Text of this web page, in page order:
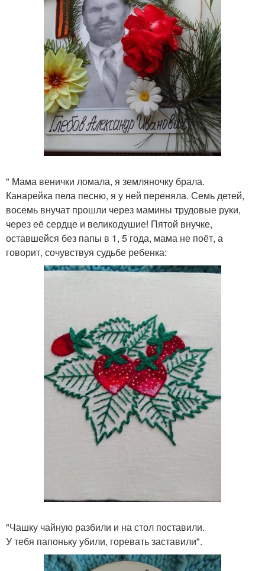
" Мама венички ломала, я земляночку брала.
Канарейка пела песню, я у ней переняла. Семь детей,
восемь внучат прошли через мамины трудовые руки,
через её сердце и великодушие! Пятой внучке,
оставшейся без папы в 1, 5 года, мама не поёт, а
говорит, сочувствуя судьбе ребенка:
"Чашку чайную разбили и на стол поставили.
У тебя папоньку убили, горевать заставили".